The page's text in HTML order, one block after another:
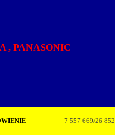
, PANASONIC
7 557 669/26 852